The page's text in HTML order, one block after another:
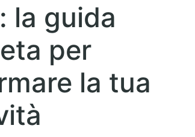
la guida
per
la tua